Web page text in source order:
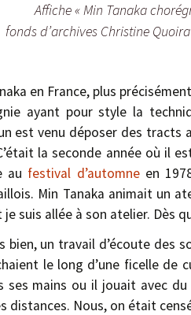
Affiche « Min Tanaka
fonds d’archives Christine
en France, plus
ayant pour style la
est venu déposer des tracts
la seconde année où il
au festival d’automneen
Min Tanaka animait un
suis allée à son atelier. Dès
bien, un travail d’écoute
le long d’une ficelle de
ses mains ou il jouait avec
distances. Nous, on était